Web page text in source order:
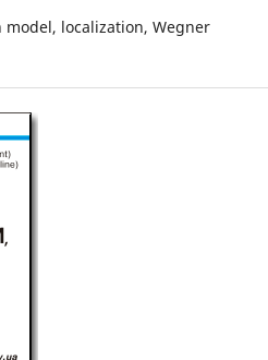
model, localization, Wegner